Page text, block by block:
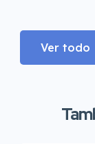
Ver todo